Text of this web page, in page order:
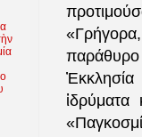
«Γρήγορα,
παράθυρο
Ἐκκλησία